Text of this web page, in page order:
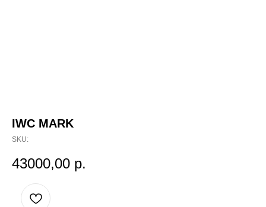
IWC MARK
SKU:
43000,00 р.